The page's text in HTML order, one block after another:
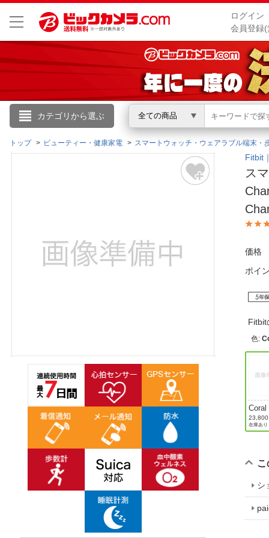
ログイン
会員登録
カテゴリから選ぶ 全ての商品
こんにちは
ログイン
閲覧履歴
トップ ビューティー・健康家電 スマートウォッチ・ウェアラブル端末・
Fitbit
ス
価格
ポイ
色:
Coral
/
在庫あり
シ